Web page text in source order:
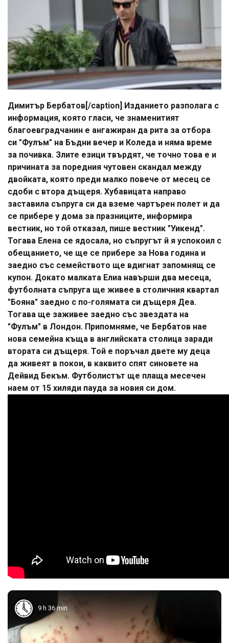
Димитър Бербатов[/caption] Изданието разполага с
информация, която гласи, че знаменитият
благоевградчанин е ангажиран да рита за отбора
си "Фулъм" на Бъдни вечер и Коледа и няма време
за почивка. Злите езици твърдят, че точно това е и
причината за поредния чутовен скандал между
двойката, която преди малко повече от месец се
сдоби с втора дъщеря. Хубавицата направо
заставила съпруга си да вземе чартърен полет и да
се прибере у дома за празниците, информира
вестник, но той отказал, пише вестник "Уикенд".
Тогава Елена се ядосала, но съпругът й я успокоил с
обещанието, че ще се прибере за Нова година и
заедно със семейството ще вдигнат запомнящ се
купон. Докато малката Елиа навърши два месеца,
футболната съпруга ще живее в столичния квартал
"Бояна" заедно с по-голямата си дъщеря Деа.
Тогава ще заживее заедно със звездата на
"Фулъм" в Лондон. Припомняме, че Бербатов нае
нова семейна къща в английската столица заради
втората си дъщеря. Той е поръчал двете му деца
да живеят в покои, в каквито спят синовете на
Дейвид Бекъм. Футболистът ще плаща месечен
наем от 15 хиляди пауда за новия си дом.
9 h 36 min